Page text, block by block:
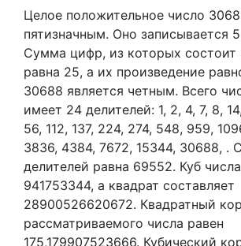
Целое положительное число
пятизначным. Оно записывается
Сумма цифр, из которых состоит
равна 25, а их произведение
30688 является четным. Всего
имеет 24 делителей: 1, 2, 4, 7, 8, 14,
56, 112, 137, 224, 274, 548, 959,
3836, 4384, 7672, 15344, 30688, .
делителей равна 69552. Куб
941753344, а квадрат составляет
28900526620672. Квадратный
рассматриваемого числа равен
175,179907523666. Кубический